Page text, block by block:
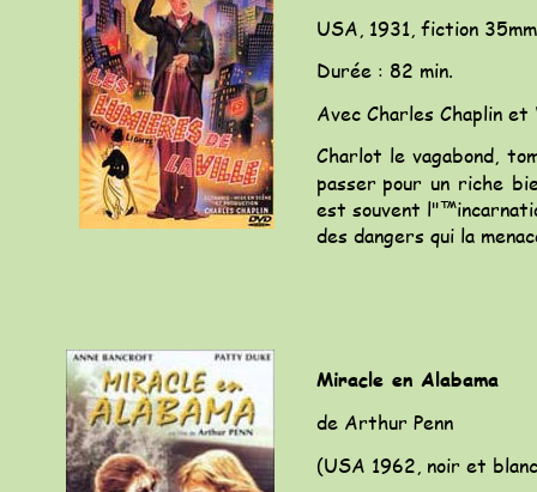
Miracle en Alabama
de Arthur Penn
(USA 1962, noir et
USA, 1931, fiction
Durée : 82 min.
Avec Charles Chaplin
Charlot le vagabond,
passer pour un riche
est souvent
des dangers qui la